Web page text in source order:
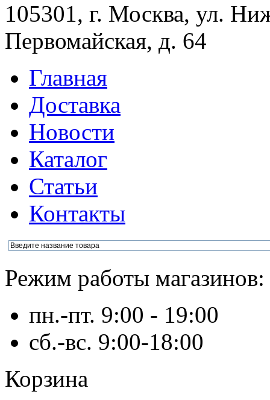
105301, г. Москва, ул.
Первомайская, д. 64
Главная
Доставка
Новости
Каталог
Статьи
Контакты
Режим работы магазинов:
пн.-пт. 9:00 - 19:00
сб.-вс. 9:00-18:00
Корзина